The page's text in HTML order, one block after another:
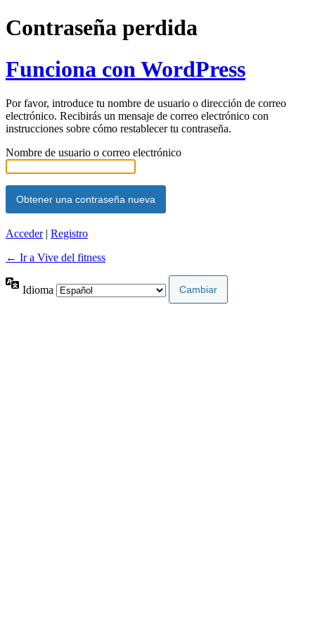
Contraseña perdida
Funciona con WordPress
Por favor, introduce tu nombre de usuario o dirección de correo
electrónico. Recibirás un mensaje de correo electrónico con
instrucciones sobre cómo restablecer tu contraseña.
Nombre de usuario o correo electrónico
Acceder| Registro
← Ir a Vive del fitness
Idioma